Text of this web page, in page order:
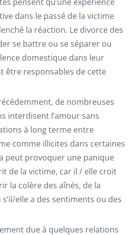
dans le passé de la victime
la réaction. Le divorce des
se battre ou se séparer ou
domestique dans leur
être responsables de cette
de nombreuses
interdisent l’amour sans
à long terme entre
comme illicites dans certaines
peut provoquer une panique
de la victime, car il / elle croit
la colère des aînés, de la
elle a des sentiments ou des
due à quelques relations